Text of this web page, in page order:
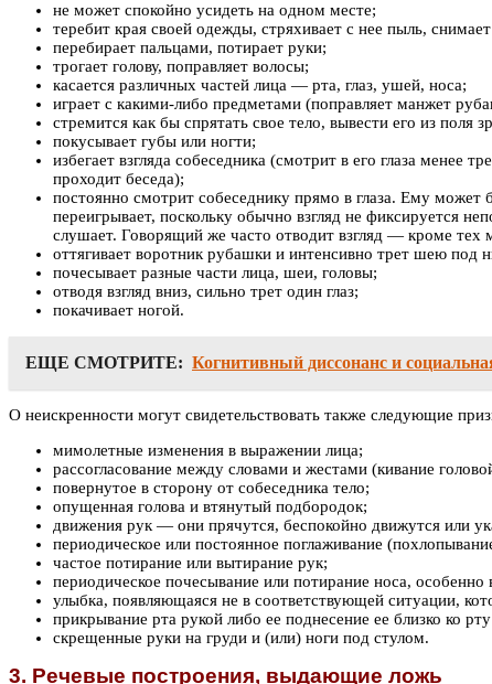
не может спокойно усидеть на одном месте;
теребит края своей одежды, стряхивает с нее пыль,
перебирает пальцами, потирает руки;
трогает голову, поправляет волосы;
касается различных частей лица — рта, глаз, ушей, носа;
играет с какими-либо предметами (поправляет манжет
стремится как бы спрятать свое тело, вывести его из поля
покусывает губы или ногти;
избегает взгляда собеседника (смотрит в его глаза
проходит беседа);
постоянно смотрит собеседнику прямо в глаза. Ему может
переигрывает, поскольку обычно взгляд не фиксируется
слушает. Говорящий же часто отводит взгляд — кроме тех
оттягивает воротник рубашки и интенсивно трет шею под
почесывает разные части лица, шеи, головы;
отводя взгляд вниз, сильно трет один глаз;
покачивает ногой.
ЕЩЕ СМОТРИТЕ: Когнитивный диссонанс и
О неискренности могут свидетельствовать также следующие
мимолетные изменения в выражении лица;
рассогласование между словами и жестами (кивание
повернутое в сторону от собеседника тело;
опущенная голова и втянутый подбородок;
движения рук — они прячутся, беспокойно движутся или
периодическое или постоянное поглаживание
частое потирание или вытирание рук;
периодическое почесывание или потирание носа, особенно
улыбка, появляющаяся не в соответствующей ситуации,
прикрывание рта рукой либо ее поднесение ее близко ко
скрещенные руки на груди и (или) ноги под стулом.
3. Речевые построения, выдающие ложь